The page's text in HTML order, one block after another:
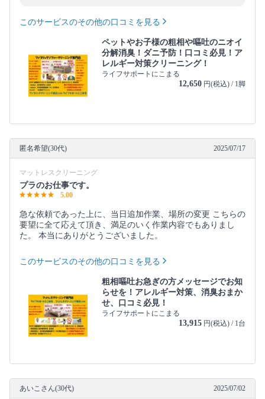
このサービスのその他の口コミを見る
ペットやお子様の粗相や嘔吐のニオイ
分解消臭！ダニ予防！口コミ必見！ア
レルギー対策クリーニング！
ライフサポートにこまる
12,650 円(税込) / 1脚
匿名希望(30代) 2025/07/17
マットレスクリーニング
プラのお仕事です。
5.00
急な依頼であった上に、当日追加作業、場所の変更 こちらの
要望に全て応えて頂き、満足のいく作業内容でもありまし
た。 本当にありがとうございました。
このサービスのその他の口コミを見る
粗相嘔吐お急ぎの方メッセージでお知
らせを！アレルギー対策、消臭おまか
せ、口コミ必見！
ライフサポートにこまる
13,915 円(税込) / 1台
あいこさん(30代) 2025/07/02